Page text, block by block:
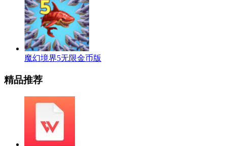
魔幻境界5无限金币版
精品推荐